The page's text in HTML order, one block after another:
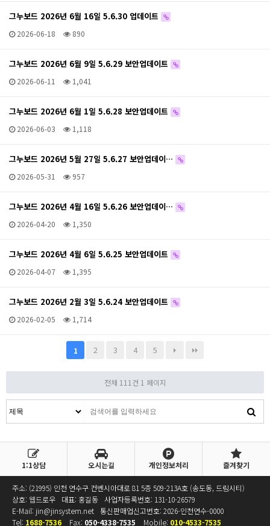
그누보드 2026년 6월 16일 5.6.30 업데이트
2026-06-18 890
그누보드 2026년 6월 9일 5.6.29 보안업데이트
2026-06-11 1,041
그누보드 2026년 6월 1일 5.6.28 보안업데이트
2026-06-03 1,118
그누보드 2026년 5월 27일 5.6.27 보안업데이…
2026-05-31 957
그누보드 2026년 4월 16일 5.6.26 보안업데이…
2026-04-20 1,350
그누보드 2026년 4월 6일 5.6.25 보안업데이트
2026-04-07 1,395
그누보드 2026년 2월 3일 5.6.24 보안업데이트
2026-02-05 1,714
1 2 3 4 5
전체 111건 1 페이지
1:1상담 오시는길 개인정보처리 즐겨찾기
주소: (21995) 인천 연수구 컨벤시아대로 81 5층 509-213A호 (송도동, 드림시티)
상호: 웹드로우
대표: 홍길동 사업자등록번호: 131-10-26579
E-Mail: jin@jinsystem.net 통신판매업신고번호: 2026-인천연수-0000
Tel: 1688-7536 Fax: 050-4338-7535 Mobile: 010-4533-7535